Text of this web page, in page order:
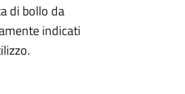
di bollo da
indicati